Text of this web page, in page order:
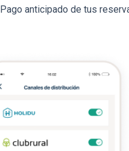
Pago anticipado de tus